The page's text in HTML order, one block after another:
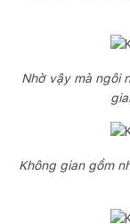
Nhờ vậy mà ngôi
Không gian gồm